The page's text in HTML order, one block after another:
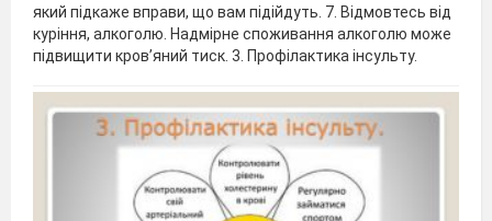
який підкаже вправи, що вам підійдуть. 7. Відмовтесь від
куріння, алкоголю. Надмірне споживання алкоголю може
підвищити кров’яний тиск. 3. Профілактика інсульту.